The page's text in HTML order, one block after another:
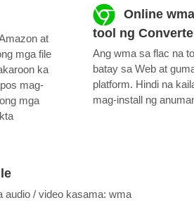
at
mga file
ka
mag-
mga
Online
tool ng
Ang wma sa flac na
batay sa Web at
platform. Hindi na
mag-install ng
audio / video kasama: wma